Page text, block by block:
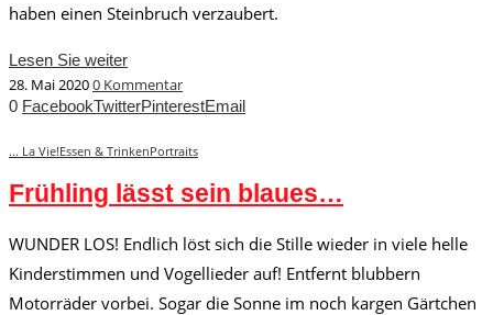
haben einen Steinbruch verzaubert.
Lesen Sie weiter
28. Mai 20200 Kommentar
0 FacebookTwitterPinterestEmail
... La Vie!Essen & TrinkenPortraits
Frühling lässt sein blaues…
WUNDER LOS! Endlich löst sich die Stille wieder in viele helle
Kinderstimmen und Vogellieder auf! Entfernt blubbern
Motorräder vorbei. Sogar die Sonne im noch kargen Gärtchen